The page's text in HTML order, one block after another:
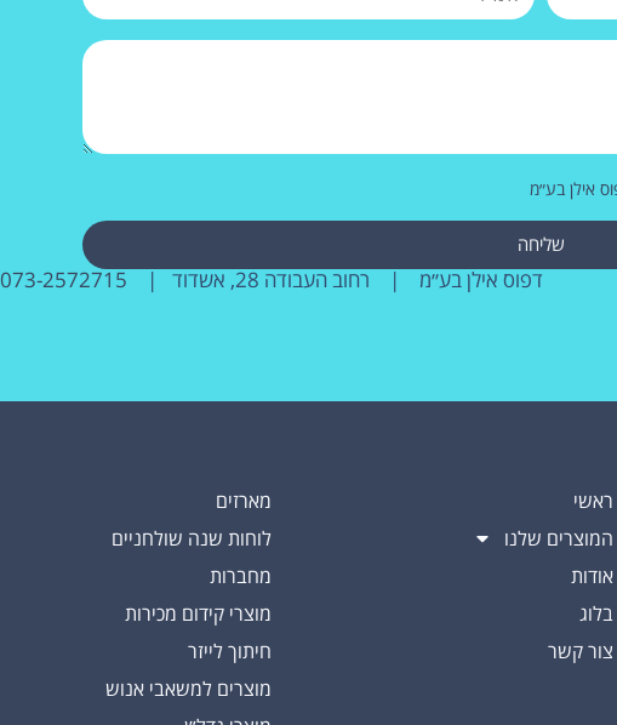
אילן בע״מ
שליחה
דפוס אילן בע״מ | רחוב העבודה 28, אשדוד |
ראשי
המוצרים שלנו
אודות
בלוג
צור קשר
מארזים
לוחות שנה שולחניים
מחברות
מוצרי קידום מכירות
חיתוך לייזר
מוצרים למשאבי אנוש